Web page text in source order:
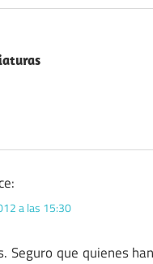
a las 15:30
Seguro que quienes